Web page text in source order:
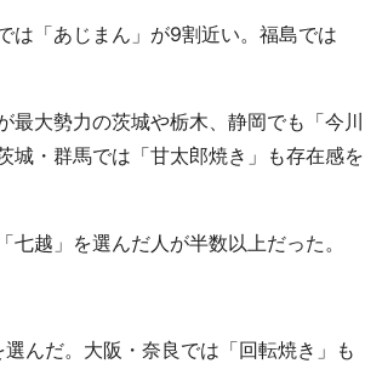
は「あじまん」が9割近い。福島では
大勢力の茨城や栃木、静岡でも「今川
城・群馬では「甘太郎焼き」も存在感を
越」を選んだ人が半数以上だった。
んだ。大阪・奈良では「回転焼き」も